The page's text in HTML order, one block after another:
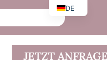
JETZT
DE